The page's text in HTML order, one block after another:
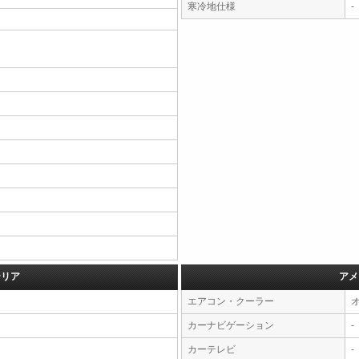
寒冷地仕様 -
ア ア
エアコン・クーラー
カーナビゲーション -
カーテレビ -